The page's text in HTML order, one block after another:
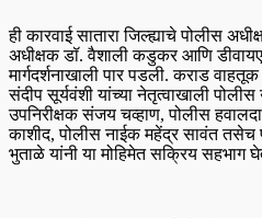
ही कारवाई सातारा जिल्ह्याचे पोलीस
अधीक्षक डॉ. वैशाली कडुकर आणि
मार्गदर्शनाखाली पार पडली. कराड
संदीप सूर्यवंशी यांच्या नेतृत्वाखाली
उपनिरीक्षक संजय चव्हाण, पोलीस
काशीद, पोलीस नाईक महेंद्र सावंत तसेच
भुताळे यांनी या मोहिमेत सक्रिय सहभाग